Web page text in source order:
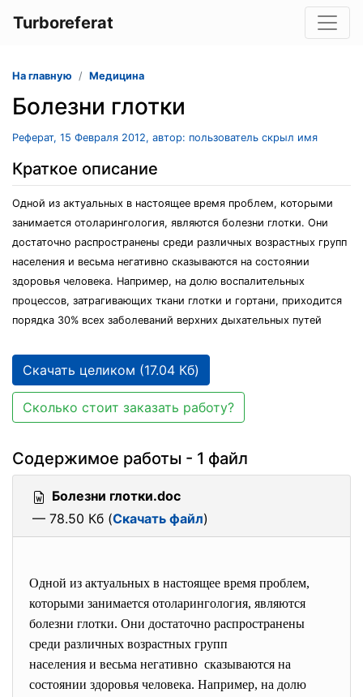
Turboreferat
На главную Медицина
Болезни глотки
Реферат, 15 Февраля 2012, автор: пользователь скрыл имя
Краткое описание
Одной из актуальных в настоящее время проблем, которыми
занимается отоларингология, являются болезни глотки. Они
достаточно распространены среди различных возрастных групп
населения и весьма негативно сказываются на состоянии
здоровья человека. Например, на долю воспалительных
процессов, затрагивающих ткани глотки и гортани, приходится
порядка 30% всех заболеваний верхних дыхательных путей
Скачать целиком (17.04 Кб)
Сколько стоит заказать работу?
Содержимое работы - 1 файл
Болезни глотки.doc
— 78.50 Кб (Скачать файл)
Одной из актуальных в настоящее время проблем,
которыми занимается отоларингология, являются
болезни глотки. Они достаточно распространены
среди различных возрастных групп
населения и весьма негативно сказываются на
состоянии здоровья человека. Например, на долю